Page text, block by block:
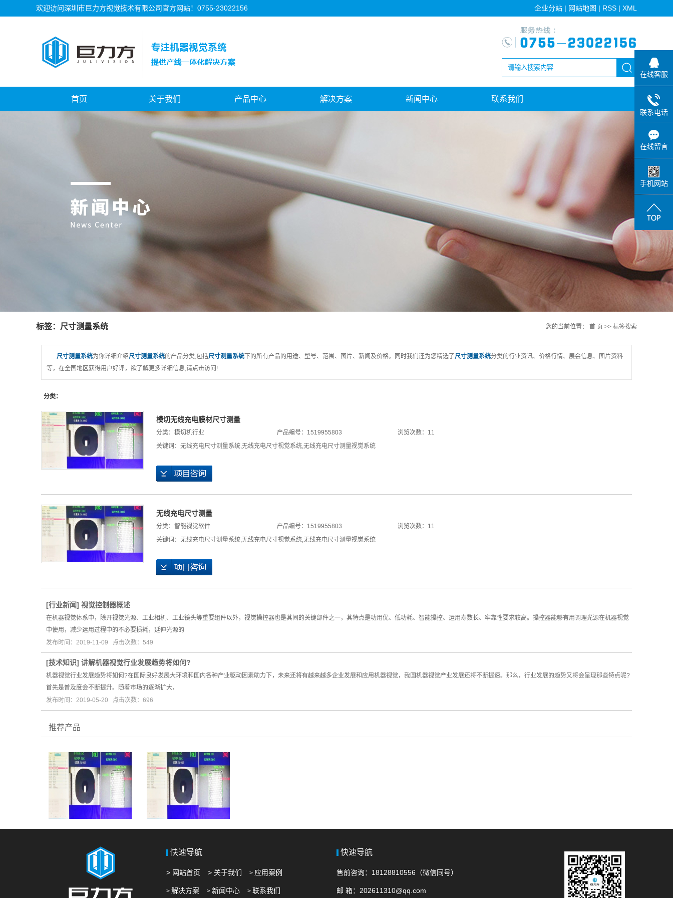
欢迎访问深圳市巨力方视觉技术有限公司官方网站！0755-23022156 企业分站 | 网站地图 | RSS | XML
首页 关于我们
公司资质
公司历程
产品中心
3C行业
背光源行业
模切机行业
天地盖制盒机行业
解决方案
飞拍对位系统
新闻中心 联系我们
标签：尺寸测量系统 您的当前位置： 首 页 >> 标签搜索
尺寸测量系统为你详细介绍尺寸测量系统的产品分类,包括尺寸测量系统 下的所有产品的用途、型号、范围、图片、新闻及价格。同时我们还为您精选了尺寸测量系统分类的行业资讯、价格行情、展会信息、图片资料
等，在全国地区获得用户好评，欲了解更多详细信息,请点击访问!
分类：
模切无线充电膜材尺寸测量
分类： 模切机行业 产品编号：1519955803
浏览次数：11
关键词： 无线充电尺寸测量系统,无线充电尺寸视觉系统,无线充电尺寸测量视觉系统
无线充电尺寸测量
分类： 智能视觉软件 产品编号：1519955803
浏览次数：11
关键词： 无线充电尺寸测量系统,无线充电尺寸视觉系统,无线充电尺寸测量视觉系统
[行业新闻] 视觉控制器概述
在机器视觉体系中，除开视觉光源、工业相机、工业镜头等重要组件以外，视觉操控器也是其间的关键部件之一，其特点是功用优、低功耗、智能操控、运用寿数长、牢靠性要求较高。操控器能够有用调理光源在机器视觉
中使用，减少运用过程中的不必要损耗，延伸光源的
发布时间：2019-11-09 点击次数：549
[技术知识] 讲解机器视觉行业发展趋势将如何?
机器视觉行业发展趋势将如何?在国际良好发展大环境和国内各种产业驱动因素助力下，未来还将有越来越多企业发展和应用机器视觉，我国机器视觉产业发展还将不断提速。那么，行业发展的趋势又将会呈现那些特点呢?
首先是普及度会不断提升。随着市场的逐渐扩大，
发布时间：2019-05-20 点击次数：696
推荐产品
快速导航
> 网站首页 > 关于我们 > 应用案例
> 解决方案 > 新闻中心 > 联系我们
快速导航
售前咨询：18128810556（微信同号）
邮 箱： 202611310@qq.com
在线客服
联系电话
在线留言
手机网站